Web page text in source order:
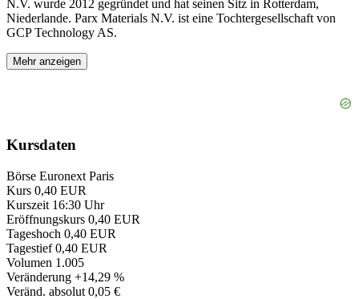
N.V. wurde 2012 gegründet und hat seinen Sitz in Rotterdam,
Niederlande. Parx Materials N.V. ist eine Tochtergesellschaft von
GCP Technology AS.
Mehr anzeigen
Kursdaten
Börse Euronext Paris
Kurs 0,40 EUR
Kurszeit 16:30 Uhr
Eröffnungskurs 0,40 EUR
Tageshoch 0,40 EUR
Tagestief 0,40 EUR
Volumen 1.005
Veränderung +14,29 %
Veränd. absolut 0,05 €